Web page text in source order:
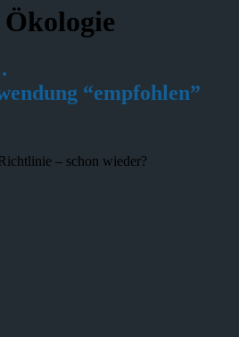
Ökologie
“empfohlen”
– schon wieder?